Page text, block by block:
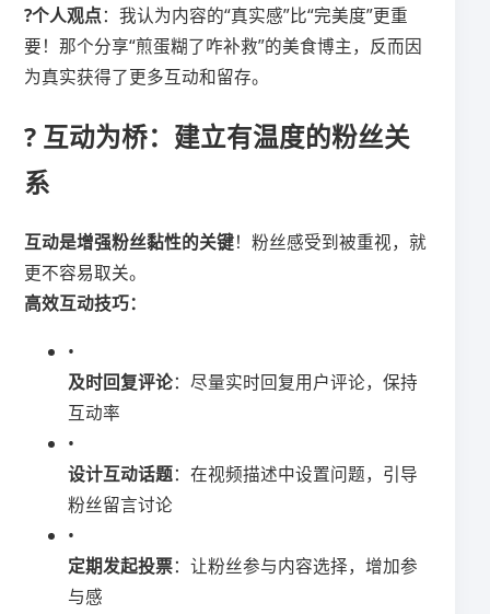
​?个人观点​​：我认为内容的“真实感”比“完美度”更重
要！那个分享“煎蛋糊了咋补救”的美食博主，反而因
为真实获得了更多互动和留存。
? 互动为桥：建立有温度的粉丝关
系
​互动是增强粉丝黏性的关键​​！粉丝感受到被重视，就
更不容易取关。
​高效互动技巧：​
•
​及时回复评论​​：尽量实时回复用户评论，保持
互动率
•
​设计互动话题​​：在视频描述中设置问题，引导
粉丝留言讨论
•
​定期发起投票​​：让粉丝参与内容选择，增加参
与感